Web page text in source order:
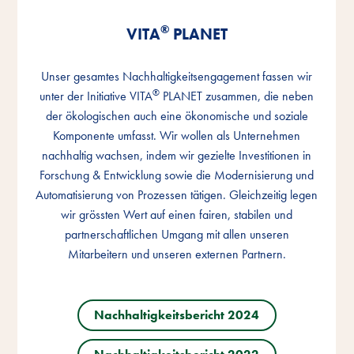
VITA®PLANET
Unser gesamtes Nachhaltigkeitsengagement fassen wir
unter der Initiative VITA® PLANET zusammen, die neben
der ökologischen auch eine ökonomische und soziale
Komponente umfasst. Wir wollen als Unternehmen
nachhaltig wachsen, indem wir gezielte Investitionen in
Forschung & Entwicklung sowie die Modernisierung und
Automatisierung von Prozessen tätigen. Gleichzeitig legen
wir grössten Wert auf einen fairen, stabilen und
partnerschaftlichen Umgang mit allen unseren
Mitarbeitern und unseren externen Partnern.
Nachhaltigkeitsbericht 2024
VITA®PLANET
Unser gesamtes Nachhaltigkeitsengagement fassen wir
unter der Initiative VITA® PLANET zusammen, die neben
der ökologischen auch eine ökonomische und soziale
Komponente umfasst. Wir wollen als Unternehmen
nachhaltig wachsen, indem wir gezielte Investitionen in
Forschung & Entwicklung sowie die Modernisierung und
Automatisierung von Prozessen tätigen. Gleichzeitig legen
wir grössten Wert auf einen fairen, stabilen und
partnerschaftlichen Umgang mit allen unseren
Mitarbeitern und unseren externen Partnern.
Nachhaltigkeitsbericht 2024
VITA®PLANET
Unser gesamtes Nachhaltigkeitsengagement fassen wir
unter der Initiative VITA® PLANET zusammen, die neben
der ökologischen auch eine ökonomische und soziale
Komponente umfasst. Wir wollen als Unternehmen
nachhaltig wachsen, indem wir gezielte Investitionen in
Forschung & Entwicklung sowie die Modernisierung und
Automatisierung von Prozessen tätigen. Gleichzeitig legen
wir grössten Wert auf einen fairen, stabilen und
partnerschaftlichen Umgang mit allen unseren
Mitarbeitern und unseren externen Partnern.
Nachhaltigkeitsbericht 2024